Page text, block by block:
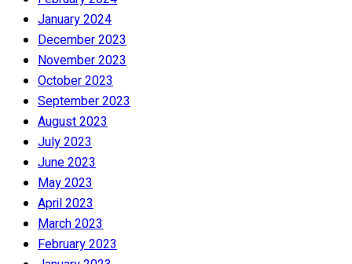
January 2024
December 2023
November 2023
October 2023
September 2023
August 2023
July 2023
June 2023
May 2023
April 2023
March 2023
February 2023